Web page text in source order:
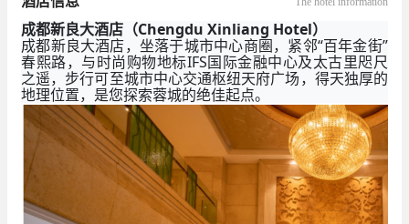
成都新良大酒店（Chengdu Xinliang Hotel）
成都新良大酒店，坐落于城市中心商圈，紧邻“百年金街”
春熙路，与时尚购物地标IFS国际金融中心及太古里咫尺
之遥，步行可至城市中心交通枢纽天府广场，得天独厚的
地理位置，是您探索蓉城的绝佳起点。